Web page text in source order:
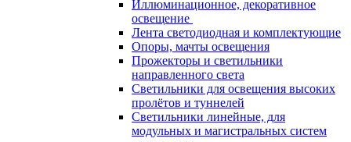
Иллюминационное, декоративное
освещение
Лента светодиодная и комплектующие
Опоры, мачты освещения
Прожекторы и светильники
направленного света
Светильники для освещения высоких
пролётов и туннелей
Светильники линейные, для
модульных и магистральных систем